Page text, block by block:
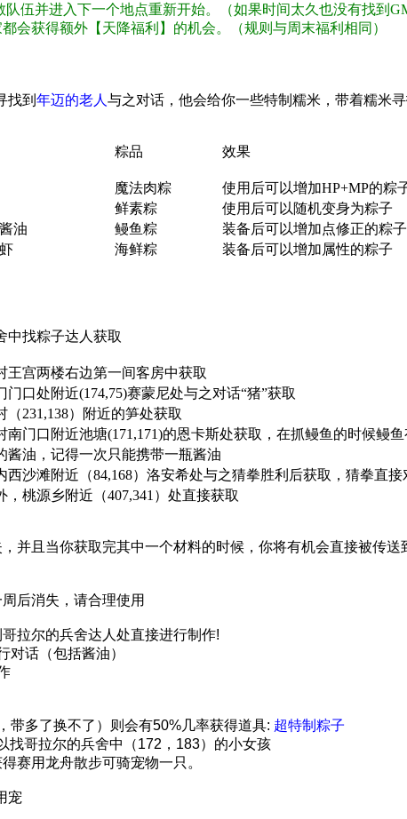
伍并进入下一个地点重新开始。（如果时间太久也没有找到
会获得额外【天降福利】的机会。（规则与周末福利相同）
找到 年迈的老人 与之对话，他会给你一些特制糯米，带着糯米
粽品 效果
魔法肉粽 使用后可以增加HP+MP的粽
鲜素粽 使用后可以随机变身为粽子
油
鳗鱼粽 装备后可以增加点修正的粽子
海鲜粽 装备后可以增加属性的粽子
中找粽子达人获取
王宫两楼右边第一间客房中获取
门口处附近(174,75)赛蒙尼处与之对话“猪”获取
（231,138）附近的笋处获取
南门口附近池塘(171,171)的恩卡斯处获取，在抓鳗鱼的时候鳗
酱油，记得一次只能携带一瓶酱油
西沙滩附近（84,168）洛安希处与之猜拳胜利后获取，猜拳直接
，桃源乡附近（407,341）处直接获取
并且当你获取完其中一个材料的时候，你将有机会直接被传
后消失，请合理使用
拉尔的兵舍达人处直接进行制作!
对话（包括酱油）
带多了换不了）则会有50%几率获得道具: 超特制粽子
找哥拉尔的兵舍中（172，183）的小女孩
赛用龙舟散步可骑宠物一只。
宠